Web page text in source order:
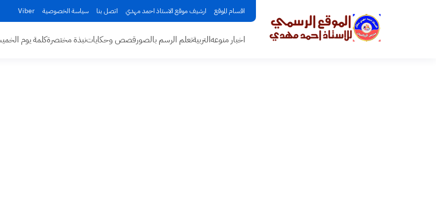
اقسام الموقع ارشيف موقع الاستاذ احمد مهدي اتصل بنا سياسة الخصوصية Viber
اخبار منوعهالتربيةتعلم الرسم بالصورقصص وحكاياتنبذة مختصرةكلمة يوم